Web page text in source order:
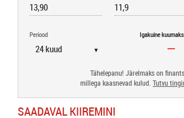
Periood
▼
Igakuine
Tähelepanu! Järelmaks on
millega kaasnevad kulud. Tutvu
SAADAVAL KIIREMINI